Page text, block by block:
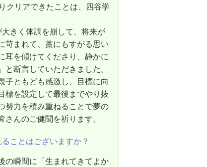
クリアできたことは、四谷学
きく体調を崩して、将来が
苛まれて、藁にもすがる思い
耳を傾けてくださり、静かに
断言していただきました。
子ともども感激し、目標に向
標を設定して最後までやり抜
努力を積み重ねることで夢の
んのご健闘を祈ります。
ことはございますか？
の瞬間に「生まれてきてよか